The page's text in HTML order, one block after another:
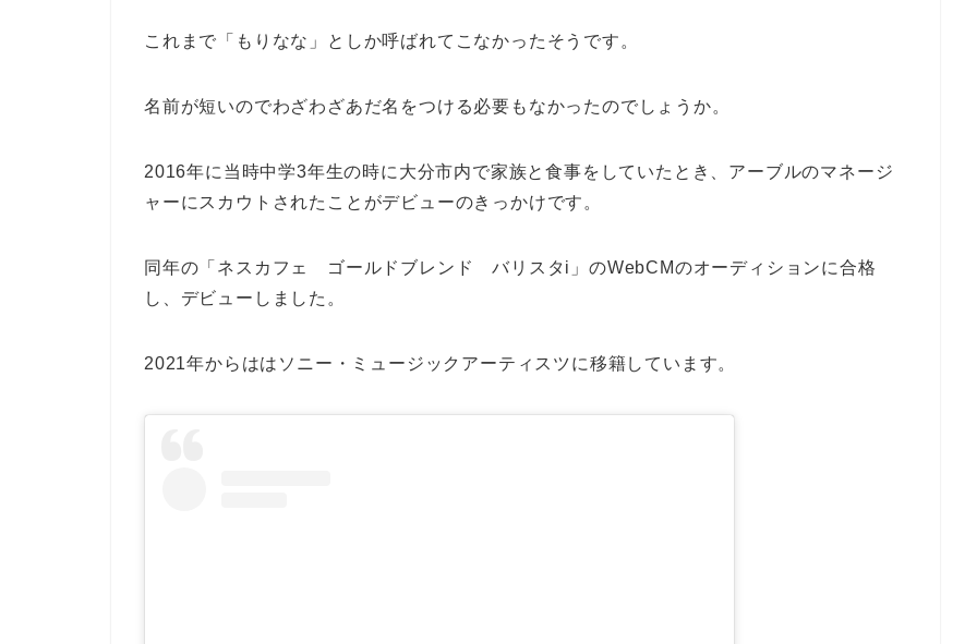
これまで「もりなな」としか呼ばれてこなかったそうです。
名前が短いのでわざわざあだ名をつける必要もなかったのでしょうか。
2016年に当時中学3年生の時に大分市内で家族と食事をしていたとき、アーブルのマネージ
ャーにスカウトされたことがデビューのきっかけです。
同年の「ネスカフェ ゴールドブレンド バリスタi」のWebCMのオーディションに合格
し、デビューしました。
2021年からははソニー・ミュージックアーティスツに移籍しています。